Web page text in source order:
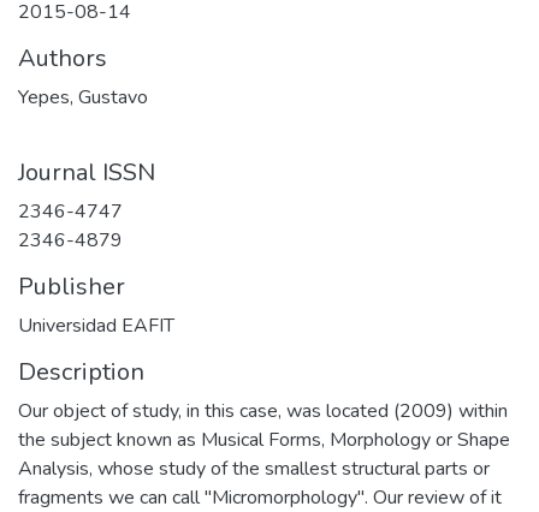
2015-08-14
Authors
Yepes, Gustavo
Journal ISSN
2346-4747
2346-4879
Publisher
Universidad EAFIT
Description
Our object of study, in this case, was located (2009) within
the subject known as Musical Forms, Morphology or Shape
Analysis, whose study of the smallest structural parts or
fragments we can call "Micromorphology". Our review of it